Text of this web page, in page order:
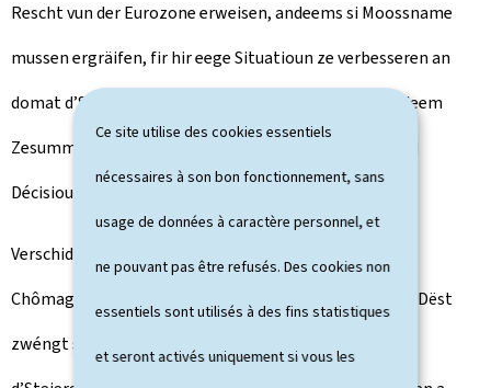
Ce site utilise des cookies essentiels
nécessaires à son bon fonctionnement, sans
usage de données à caractère personnel, et
ne pouvant pas être refusés. Des cookies non
essentiels sont utilisés à des fins statistiques
et seront activés uniquement si vous les
Rescht vun der Eurozone erweisen, andeems si Moossname
mussen ergräifen, fir hir eege Situatioun ze verbesseren an
domat d’Soliditéit vun der Eurozone ze stäerken. An deem
Zesummenhang goufen an de leschte Méint bedeitend
Décisioune geholl.
Verschidde Länner hunn e schwaache Wuesstem, héije
Chômage, héich Scholden a grouss budgetär Defiziter. Dëst
zwéngt si, hir sozial Budgeten drastesch ze kierzen an